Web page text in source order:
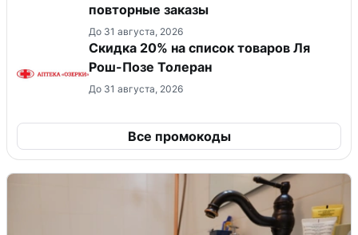
повторные заказы
До 31 августа, 2026
Скидка 20% на список товаров Ля
Рош-Позе Толеран
До 31 августа, 2026
Все промокоды